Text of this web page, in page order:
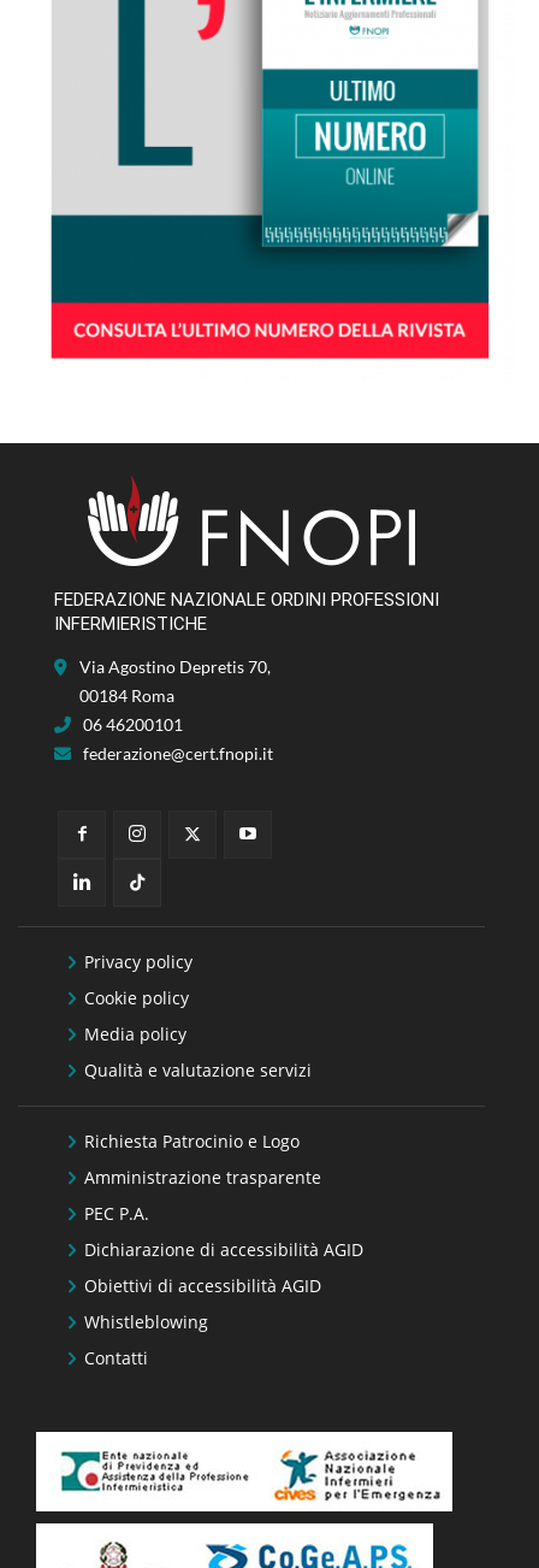
FEDERAZIONE NAZIONALE ORDINI PROFESSIONI
INFERMIERISTICHE
Via Agostino Depretis 70,
00184 Roma
06 46200101
federazione@cert.fnopi.it
Privacy policy
Cookie policy
Media policy
Qualità e valutazione servizi
Richiesta Patrocinio e Logo
Amministrazione trasparente
PEC P.A.
Dichiarazione di accessibilità AGID
Obiettivi di accessibilità AGID
Whistleblowing
Contatti